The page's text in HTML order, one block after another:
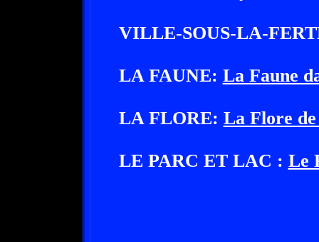
VILLE-SOUS-LA-
LA FAUNE: La Faune
LA FLORE: La Flore
LE PARC ET LAC : Le